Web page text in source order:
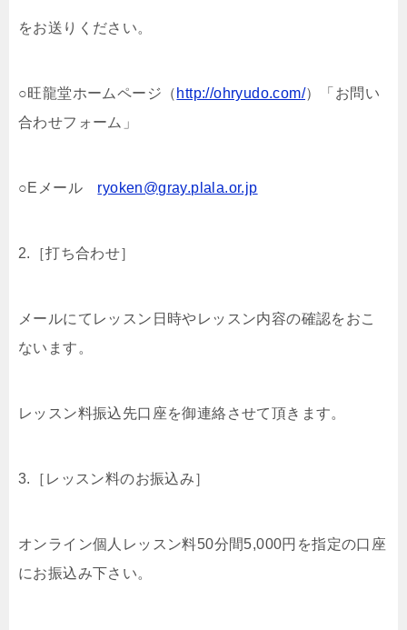
をお送りください。
○旺龍堂ホームページ（ http://ohryudo.com/）「お問い
合わせフォーム」
○Eメール ryoken@gray.plala.or.jp
2.［打ち合わせ］
メールにてレッスン日時やレッスン内容の確認をおこ
ないます。
レッスン料振込先口座を御連絡させて頂きます。
3.［レッスン料のお振込み］
オンライン個人レッスン料50分間5,000円を指定の口座
にお振込み下さい。